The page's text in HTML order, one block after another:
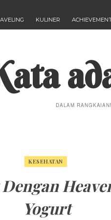
KULINER
DALAM
KESEHATAN
Yogurt